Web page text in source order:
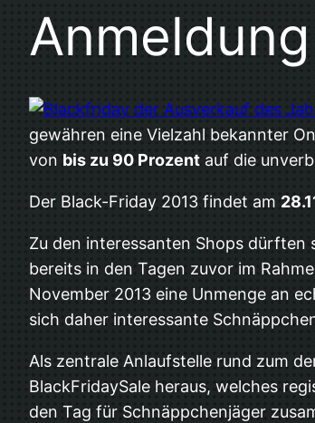
Anmeldung
gewähren eine Vielzahl bekannter
von bis zu 90 Prozent auf die
Der Black-Friday 2013 findet am
Zu den interessanten Shops dürften
bereits in den Tagen zuvor im
November 2013 eine Unmenge an
sich daher interessante
Als zentrale Anlaufstelle rund zum
BlackFridaySale heraus, welches
den Tag für Schnäppchenjäger